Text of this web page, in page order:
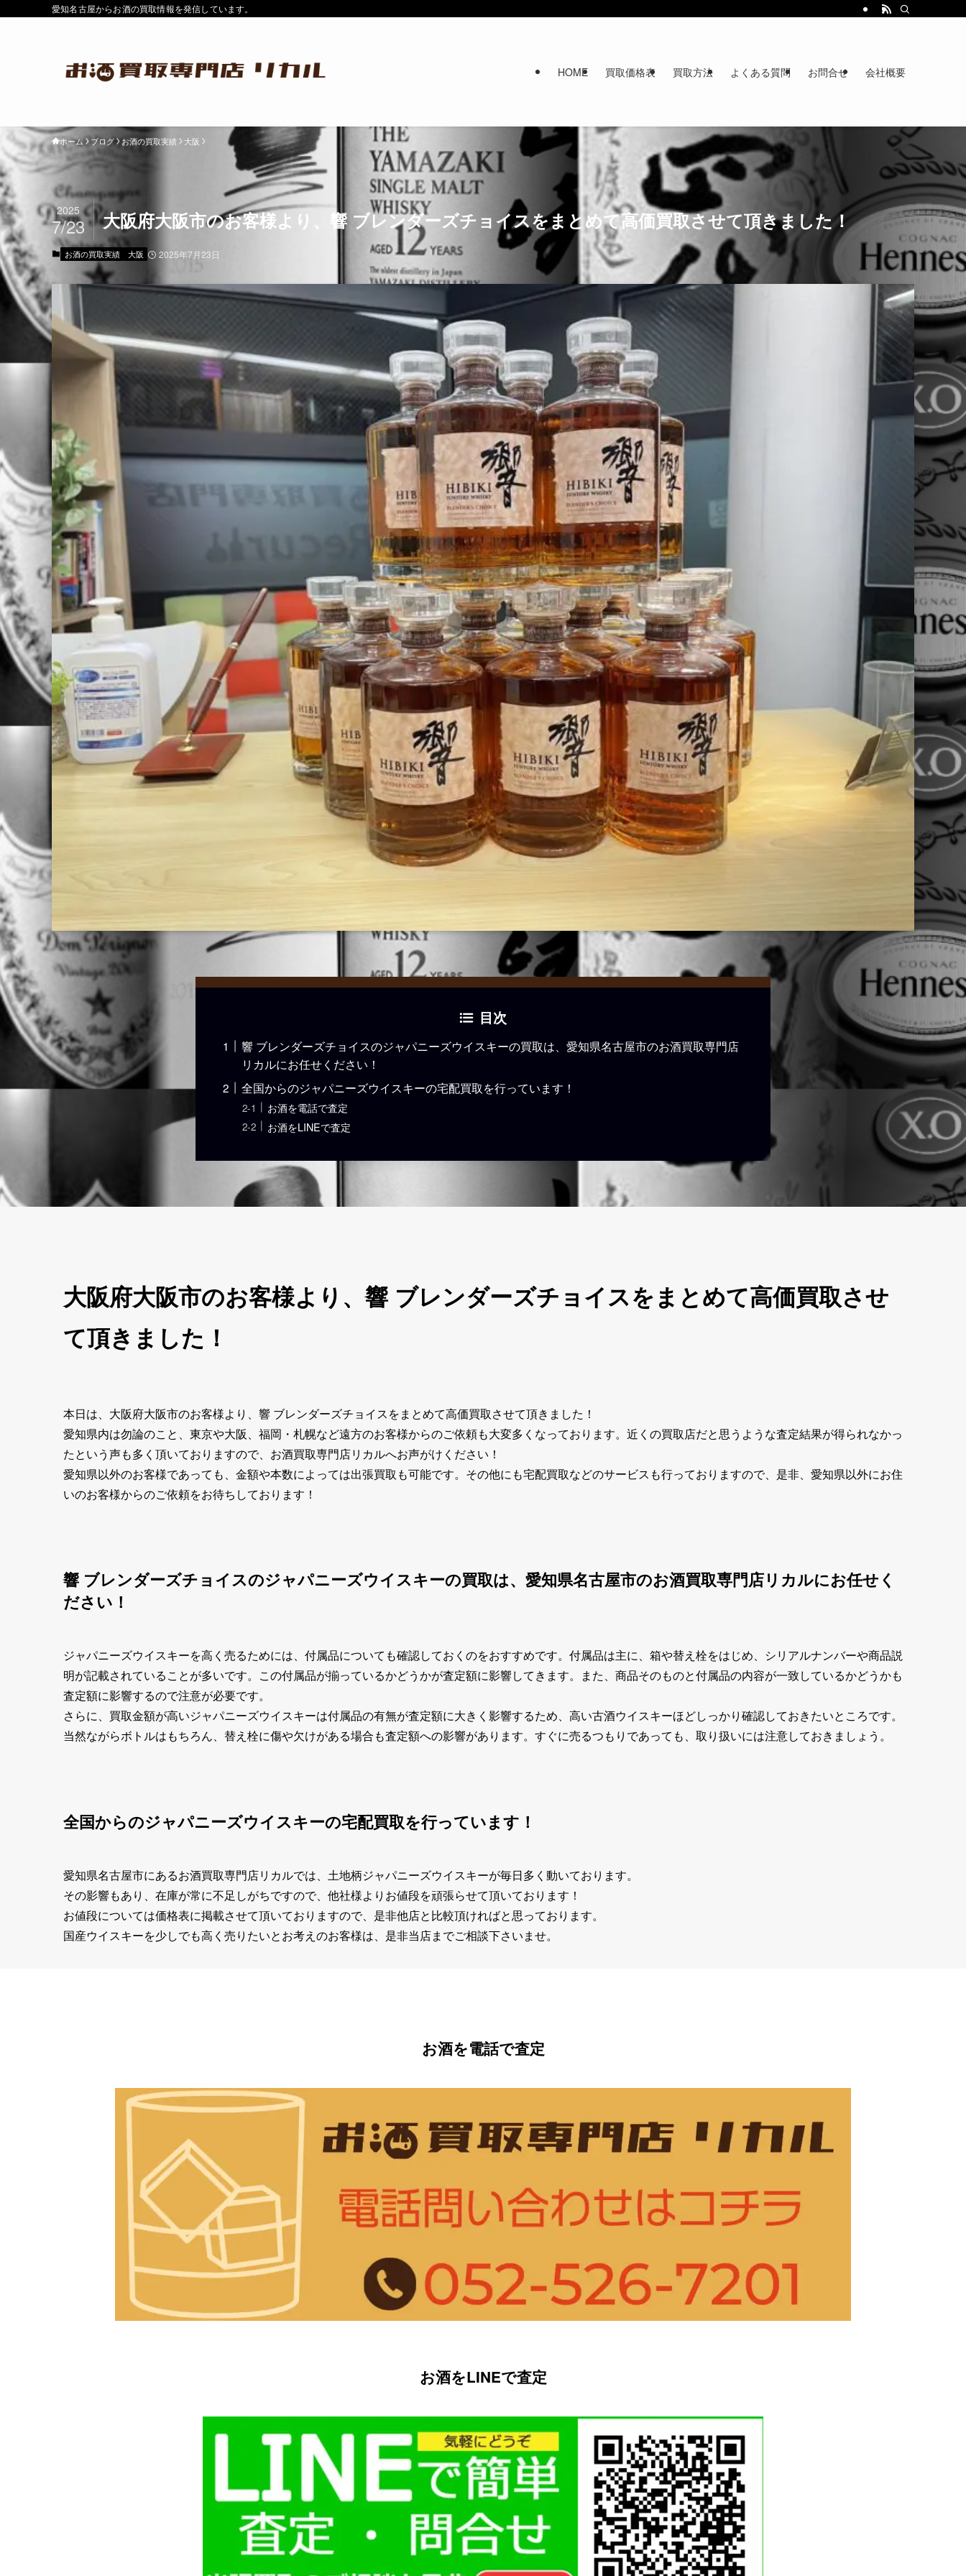
愛知名古屋からお酒の買取情報を発信しています。
HOME 買取価格表 買取方法 よくある質問 お問合せ 会社概要
ホーム ブログ お酒の買取実績 大阪
大阪府大阪市のお客様より、響 ブレンダーズチョイスをまとめて高価買取させて頂きました！
2025
7/23
お酒の買取実績 大阪 2025年7月23日
目次
響 ブレンダーズチョイスのジャパニーズウイスキーの買取は、愛知県名古屋市のお酒買取専門店
リカルにお任せください！
全国からのジャパニーズウイスキーの宅配買取を行っています！
お酒を電話で査定
お酒をLINEで査定
大阪府大阪市のお客様より、響 ブレンダーズチョイスをまとめて高価買取させ
て頂きました！
本日は、大阪府大阪市のお客様より、響 ブレンダーズチョイスをまとめて高価買取させて頂きました！
愛知県内は勿論のこと、東京や大阪、福岡・札幌など遠方のお客様からのご依頼も大変多くなっております。近くの買取店だと思うような査定結果が得られなかっ
たという声も多く頂いておりますので、お酒買取専門店リカルへお声がけください！
愛知県以外のお客様であっても、金額や本数によっては出張買取も可能です。その他にも宅配買取などのサービスも行っておりますので、是非、愛知県以外にお住
いのお客様からのご依頼をお待ちしております！
響 ブレンダーズチョイスのジャパニーズウイスキーの買取は、愛知県名古屋市のお酒買取専門店リカルにお任せく
ださい！
ジャパニーズウイスキーを高く売るためには、付属品についても確認しておくのをおすすめです。付属品は主に、箱や替え栓をはじめ、シリアルナンバーや商品説
明が記載されていることが多いです。この付属品が揃っているかどうかが査定額に影響してきます。また、商品そのものと付属品の内容が一致しているかどうかも
査定額に影響するので注意が必要です。
さらに、買取金額が高いジャパニーズウイスキーは付属品の有無が査定額に大きく影響するため、高い古酒ウイスキーほどしっかり確認しておきたいところです。
当然ながらボトルはもちろん、替え栓に傷や欠けがある場合も査定額への影響があります。すぐに売るつもりであっても、取り扱いには注意しておきましょう。
全国からのジャパニーズウイスキーの宅配買取を行っています！
愛知県名古屋市にあるお酒買取専門店リカルでは、土地柄ジャパニーズウイスキーが毎日多く動いております。
その影響もあり、在庫が常に不足しがちですので、他社様よりお値段を頑張らせて頂いております！
お値段については価格表に掲載させて頂いておりますので、是非他店と比較頂ければと思っております。
国産ウイスキーを少しでも高く売りたいとお考えのお客様は、是非当店までご相談下さいませ。
お酒を電話で査定
お酒をLINEで査定